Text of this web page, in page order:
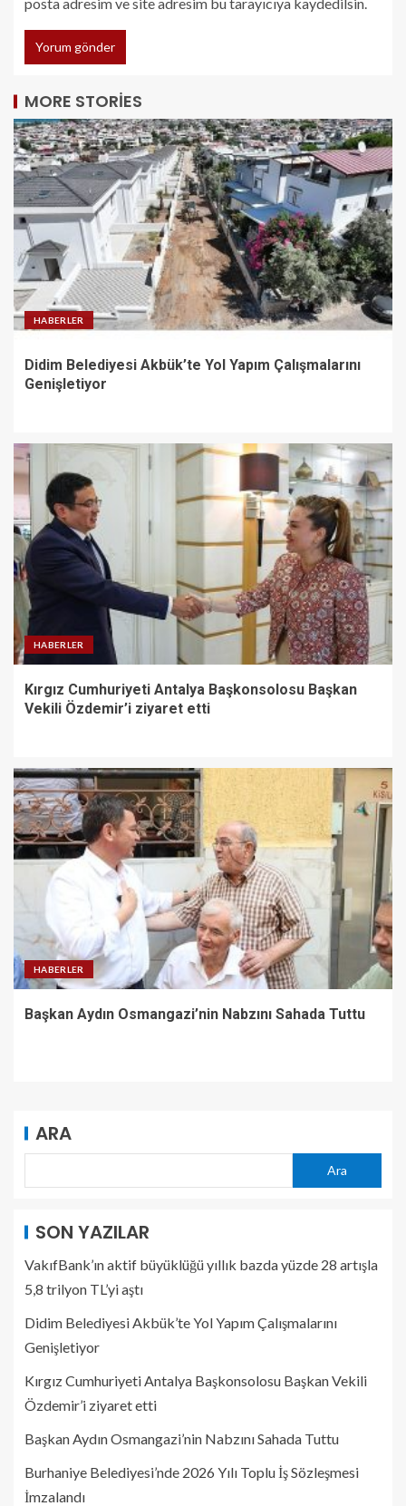
MORE STORIES
HABERLER
Didim Belediyesi Akbük’te Yol Yapım Çalışmalarını
Genişletiyor
HABERLER
Kırgız Cumhuriyeti Antalya Başkonsolosu Başkan
Vekili Özdemir’i ziyaret etti
HABERLER
Başkan Aydın Osmangazi’nin Nabzını Sahada Tuttu
ARA
Ara
SON YAZILAR
VakıfBank’ın aktif büyüklüğü yıllık bazda yüzde 28 artışla
5,8 trilyon TL’yi aştı
Didim Belediyesi Akbük’te Yol Yapım Çalışmalarını
Genişletiyor
Kırgız Cumhuriyeti Antalya Başkonsolosu Başkan Vekili
Özdemir’i ziyaret etti
Başkan Aydın Osmangazi’nin Nabzını Sahada Tuttu
Burhaniye Belediyesi’nde 2026 Yılı Toplu İş Sözleşmesi
İmzalandı